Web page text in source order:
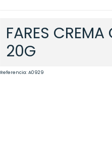
FARES CREMA
20G
Referencia:A0929